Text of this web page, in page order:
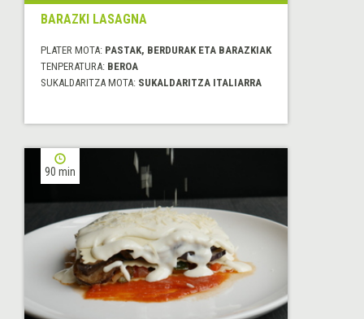
BARAZKI LASAGNA
PLATER MOTA: PASTAK, BERDURAK ETA BARAZKIAK
TENPERATURA: BEROA
SUKALDARITZA MOTA: SUKALDARITZA ITALIARRA
90 min